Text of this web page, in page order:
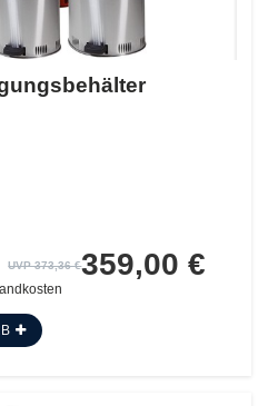
UVP 373,36 €359,00 €